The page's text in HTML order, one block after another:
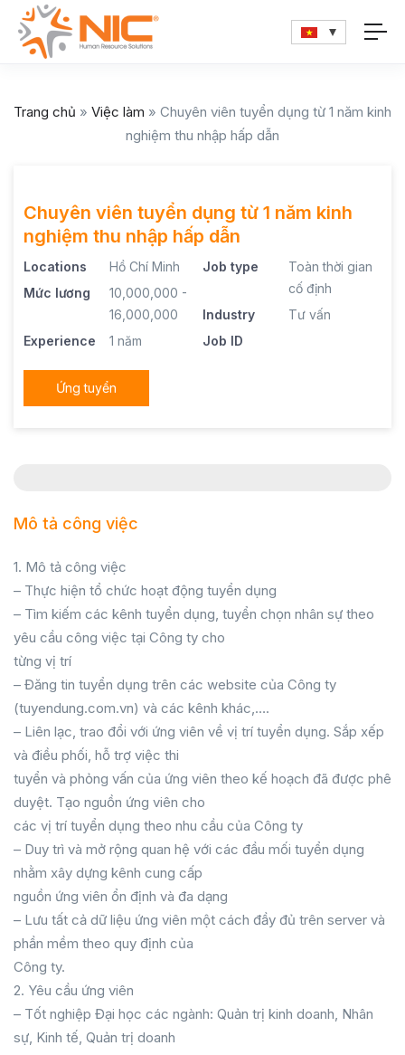
Trang chủ » Việc làm » Chuyên viên tuyển dụng từ 1 năm kinh
nghiệm thu nhập hấp dẫn
Chuyên viên tuyển dụng từ 1 năm kinh
nghiệm thu nhập hấp dẫn
Locations
Hồ Chí Minh
Mức lương
10,000,000 -
16,000,000
Experience
1 năm
Job type
Toàn thời gian
cố định
Industry
Tư vấn
Job ID
Ứng tuyển
Mô tả công việc
1. Mô tả công việc
– Thực hiện tổ chức hoạt động tuyển dụng
– Tìm kiếm các kênh tuyển dụng, tuyển chọn nhân sự theo
yêu cầu công việc tại Công ty cho
từng vị trí
– Đăng tin tuyển dụng trên các website của Công ty
(tuyendung.com.vn) và các kênh khác,….
– Liên lạc, trao đổi với ứng viên về vị trí tuyển dụng. Sắp xếp
và điều phối, hỗ trợ việc thi
tuyển và phỏng vấn của ứng viên theo kế hoạch đã được phê
duyệt. Tạo nguồn ứng viên cho
các vị trí tuyển dụng theo nhu cầu của Công ty
– Duy trì và mở rộng quan hệ với các đầu mối tuyển dụng
nhằm xây dựng kênh cung cấp
nguồn ứng viên ổn định và đa dạng
– Lưu tất cả dữ liệu ứng viên một cách đầy đủ trên server và
phần mềm theo quy định của
Công ty.
2. Yêu cầu ứng viên
– Tốt nghiệp Đại học các ngành: Quản trị kinh doanh, Nhân
sự, Kinh tế, Quản trị doanh